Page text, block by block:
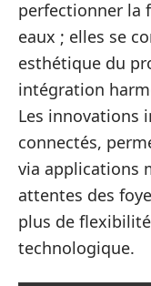
perfectionner la
eaux ; elles se
esthétique du
intégration
Les innovations
connectés,
via applications
attentes des
plus de
technologique.